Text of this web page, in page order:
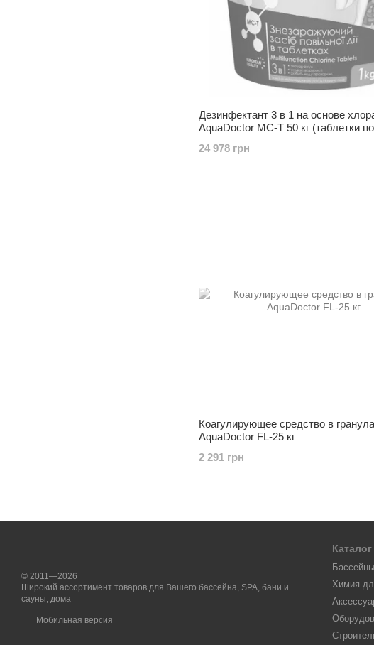
Дезинфектант 3 в 1 на основе
AquaDoctor MC-T 50 кг (таблетки
24 978 грн
Коагулирующее средство в
AquaDoctor FL-25 кг
2 291 грн
© 2011—2026
Широкий ассортимент товаров для Вашего бассейна, SPA, бани и
сауны, дома
Мобильная версия
Каталог
Химия